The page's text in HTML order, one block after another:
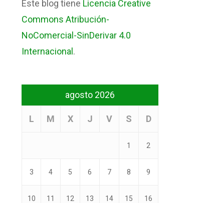
Este blog tiene Licencia Creative
Commons Atribución-
NoComercial-SinDerivar 4.0
Internacional .
agosto 2026
L M X J V S D
1 2
3 4 5 6 7 8 9
10 11 12 13 14 15 16